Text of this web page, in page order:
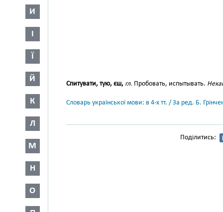
И
І
Ї
Й
К
Л
М
Н
О
Спитувати, тую, єш, гл. Пробовать, испытывать.
Словарь української мови: в 4-х тт. / За ред. Б.
Поділитись: